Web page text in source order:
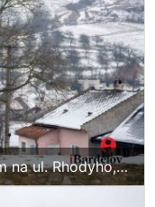
na ul. Rhodyho,